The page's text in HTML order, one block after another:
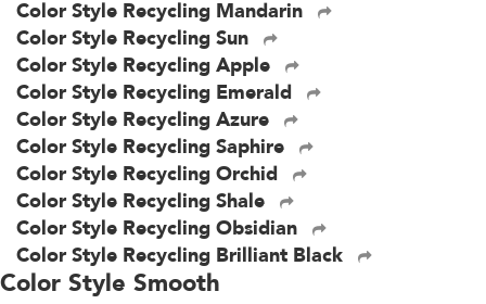
Color Style Recycling Mandarin
Color Style Recycling Sun
Color Style Recycling Apple
Color Style Recycling Emerald
Color Style Recycling Azure
Color Style Recycling Saphire
Color Style Recycling Orchid
Color Style Recycling Shale
Color Style Recycling Obsidian
Color Style Recycling Brilliant Black
Color Style Smooth